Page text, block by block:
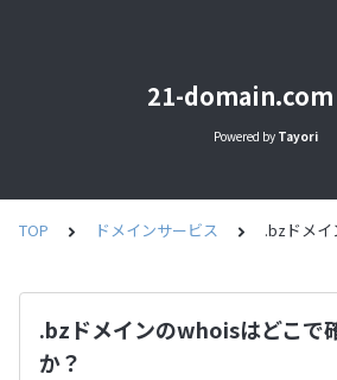
21-domain.com
Powered by Tayori
TOP ドメインサービス .bzドメ
.bzドメインのwhoisはどこで
か？